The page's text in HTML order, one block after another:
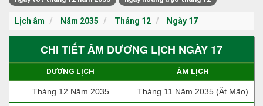
Lịch âm Năm 2035 Tháng 12 Ngày 17
CHI TIẾT ÂM DƯƠNG LỊCH NGÀY 17
DƯƠNG LỊCH ÂM LỊCH
Tháng 12 Năm 2035 Tháng 11 Năm 2035 (Ất Mão)